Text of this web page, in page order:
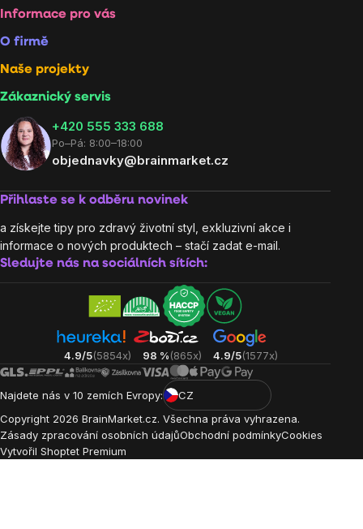
Informace pro vás
O firmě
Naše projekty
Zákaznický servis
‭+420 555 333 688
Po–Pá: 8:00–18:00
objednavky@brainmarket.cz
Přihlaste se k odběru novinek
a získejte tipy pro zdravý životní styl, exkluzivní akce i
informace o nových produktech – stačí zadat e-mail.
Sledujte nás na sociálních sítích:
4.9/5(5854x) 98 %(865x) 4.9/5(1577x)
Najdete nás v 10 zemích Evropy:
CZ
Copyright 2026 BrainMarket.cz. Všechna práva vyhrazena.
Zásady zpracování osobních údajůObchodní podmínkyCookies
Vytvořil Shoptet Premium